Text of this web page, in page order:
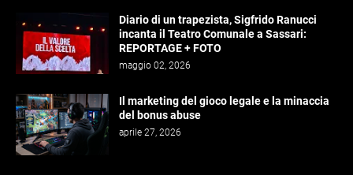
Diario di un trapezista, Sigfrido Ranucci
incanta il Teatro Comunale a Sassari:
REPORTAGE + FOTO
maggio 02, 2026
Il marketing del gioco legale e la minaccia
del bonus abuse
aprile 27, 2026